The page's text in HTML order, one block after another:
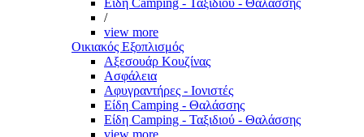
Είδη Camping - Ταξιδιού - Θαλάσσης
/
view more
Οικιακός Εξοπλισμός
Αξεσουάρ Κουζίνας
Ασφάλεια
Αφυγραντήρες - Ιονιστές
Είδη Camping - Θαλάσσης
Είδη Camping - Ταξιδιού - Θαλάσσης
view more